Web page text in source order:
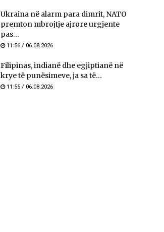
Ukraina në alarm para dimrit, NATO
premton mbrojtje ajrore urgjente
pas...
11:56 / 06.08.2026
Filipinas, indianë dhe egjiptianë në
krye të punësimeve, ja sa të...
11:55 / 06.08.2026